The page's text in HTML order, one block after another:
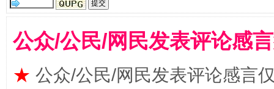
公众/公民/网民发表评论感
★ 公众/公民/网民发表评论感言